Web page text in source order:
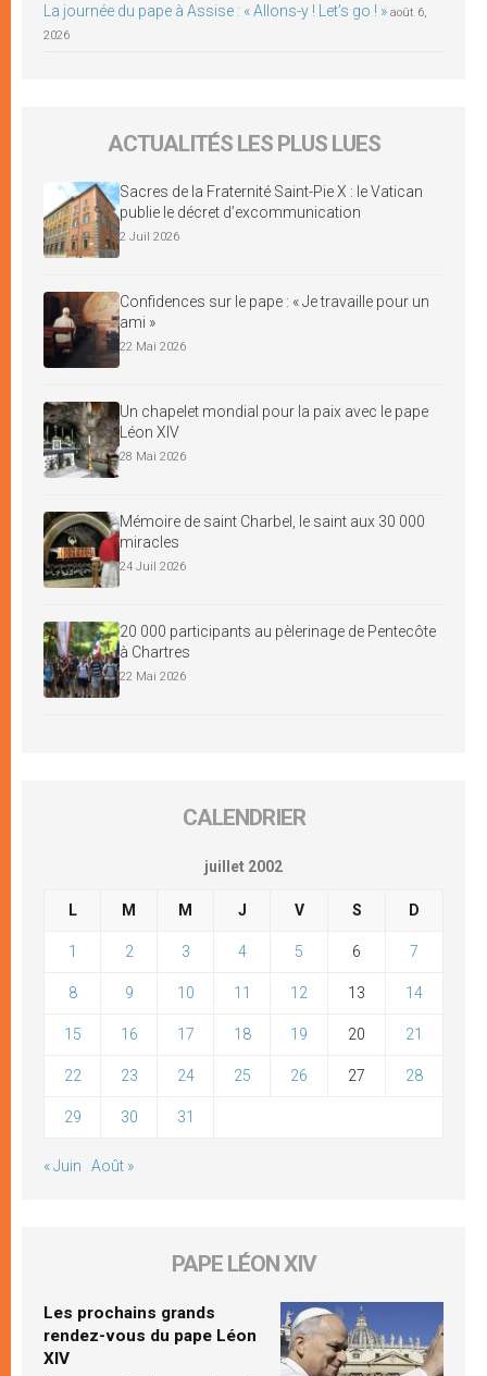
La journée du pape à Assise : « Allons-y ! Let’s go ! » août 6,
2026
ACTUALITÉS LES PLUS LUES
Sacres de la Fraternité Saint-Pie X : le Vatican
publie le décret d’excommunication
2 Juil 2026
Confidences sur le pape : « Je travaille pour un
ami »
22 Mai 2026
Un chapelet mondial pour la paix avec le pape
Léon XIV
28 Mai 2026
Mémoire de saint Charbel, le saint aux 30 000
miracles
24 Juil 2026
20 000 participants au pèlerinage de Pentecôte
à Chartres
22 Mai 2026
CALENDRIER
juillet 2002
L M M J V S D
1 2 3 4 5 6 7
8 9 10 11 12 13 14
15 16 17 18 19 20 21
22 23 24 25 26 27 28
29 30 31
« Juin Août »
PAPE LÉON XIV
Les prochains grands
rendez-vous du pape Léon
XIV